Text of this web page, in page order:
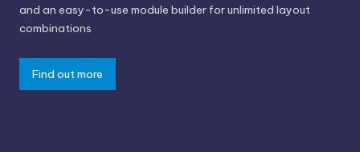
and an easy-to-use module builder for unlimited layout
combinations
Find out more